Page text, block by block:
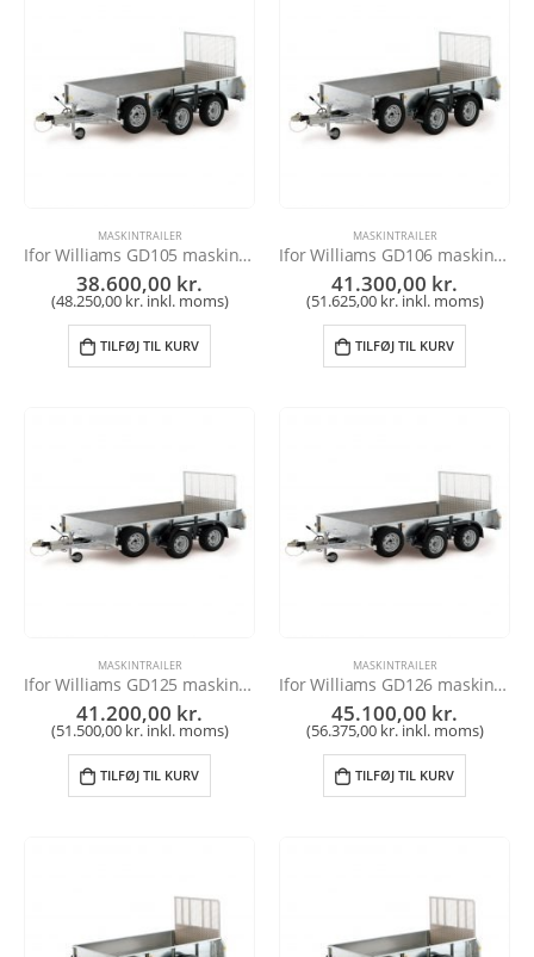
MASKINTRAILER
Ifor Williams GD105 maskintrailer
38.600,00 kr.
(48.250,00 kr.inkl. moms)
TILFØJ TIL KURV
MASKINTRAILER
Ifor Williams GD106 maskintrailer
41.300,00 kr.
(51.625,00 kr.inkl. moms)
TILFØJ TIL KURV
MASKINTRAILER
Ifor Williams GD125 maskintrailer
41.200,00 kr.
(51.500,00 kr.inkl. moms)
TILFØJ TIL KURV
MASKINTRAILER
Ifor Williams GD126 maskintrailer
45.100,00 kr.
(56.375,00 kr.inkl. moms)
TILFØJ TIL KURV